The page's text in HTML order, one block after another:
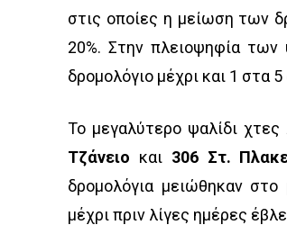
στις οποίες η μείωση των
20%. Στην πλειοψηφία
δρομολόγιο μέχρι και 1 στα
Το μεγαλύτερο ψαλίδι
Τζάνειο και 306 Στ.
δρομολόγια μειώθηκαν
μέχρι πριν λίγες ημέρες